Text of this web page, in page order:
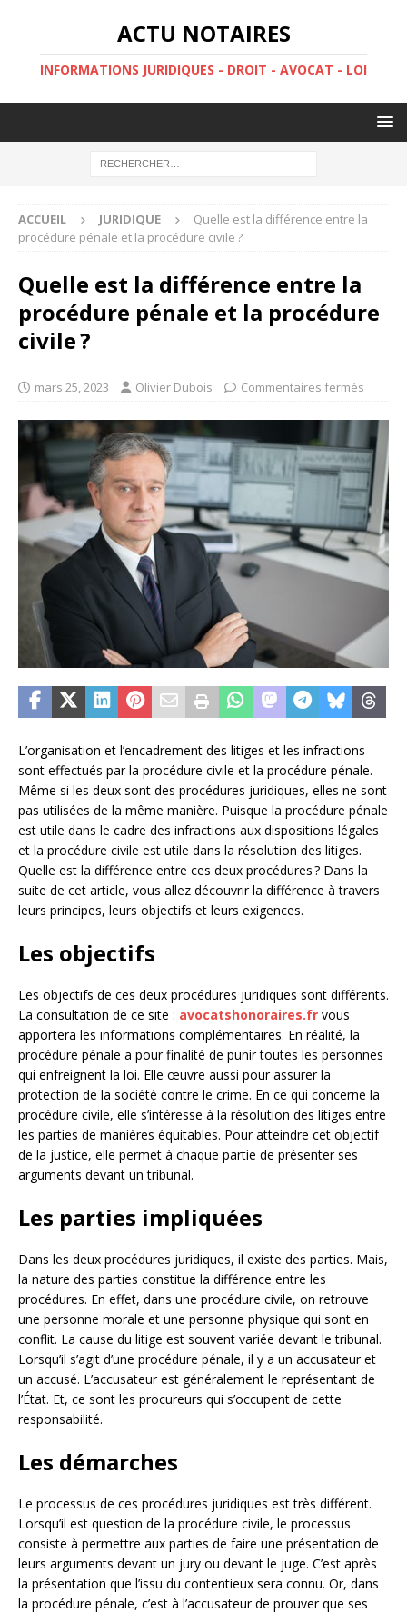
ACTU NOTAIRES
INFORMATIONS JURIDIQUES - DROIT - AVOCAT - LOI
ACCUEIL JURIDIQUE
Quelle est la différence entre la
procédure pénale et la procédure civile ?
Quelle est la différence entre la
procédure pénale et la procédure
civile ?
mars 25, 2023 Olivier Dubois Commentaires fermés
L’organisation et l’encadrement des litiges et les infractions
sont effectués par la procédure civile et la procédure pénale.
Même si les deux sont des procédures juridiques, elles ne sont
pas utilisées de la même manière. Puisque la procédure pénale
est utile dans le cadre des infractions aux dispositions légales
et la procédure civile est utile dans la résolution des litiges.
Quelle est la différence entre ces deux procédures ? Dans la
suite de cet article, vous allez découvrir la différence à travers
leurs principes, leurs objectifs et leurs exigences.
Les objectifs
Les objectifs de ces deux procédures juridiques sont différents.
La consultation de ce site : avocatshonoraires.fr vous
apportera les informations complémentaires. En réalité, la
procédure pénale a pour finalité de punir toutes les personnes
qui enfreignent la loi. Elle œuvre aussi pour assurer la
protection de la société contre le crime. En ce qui concerne la
procédure civile, elle s’intéresse à la résolution des litiges entre
les parties de manières équitables. Pour atteindre cet objectif
de la justice, elle permet à chaque partie de présenter ses
arguments devant un tribunal.
Les parties impliquées
Dans les deux procédures juridiques, il existe des parties. Mais,
la nature des parties constitue la différence entre les
procédures. En effet, dans une procédure civile, on retrouve
une personne morale et une personne physique qui sont en
conflit. La cause du litige est souvent variée devant le tribunal.
Lorsqu’il s’agit d’une procédure pénale, il y a un accusateur et
un accusé. L’accusateur est généralement le représentant de
l’État. Et, ce sont les procureurs qui s’occupent de cette
responsabilité.
Les démarches
Le processus de ces procédures juridiques est très différent.
Lorsqu’il est question de la procédure civile, le processus
consiste à permettre aux parties de faire une présentation de
leurs arguments devant un jury ou devant le juge. C’est après
la présentation que l’issu du contentieux sera connu. Or, dans
la procédure pénale, c’est à l’accusateur de prouver que ses